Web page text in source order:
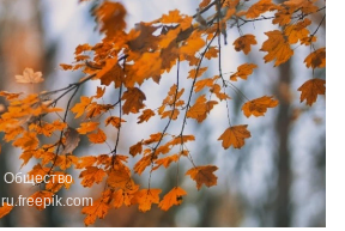
Общество
ru.freepik.com